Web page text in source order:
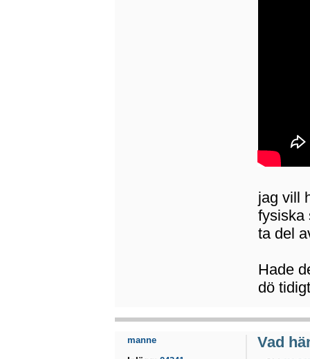
jag vill
fysiska
ta del
Hade
dö
Vad
manne